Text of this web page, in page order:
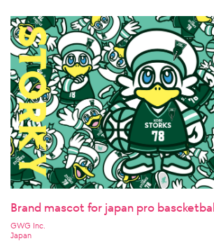
Brand mascot for japan pro
GWG Inc.
Japan